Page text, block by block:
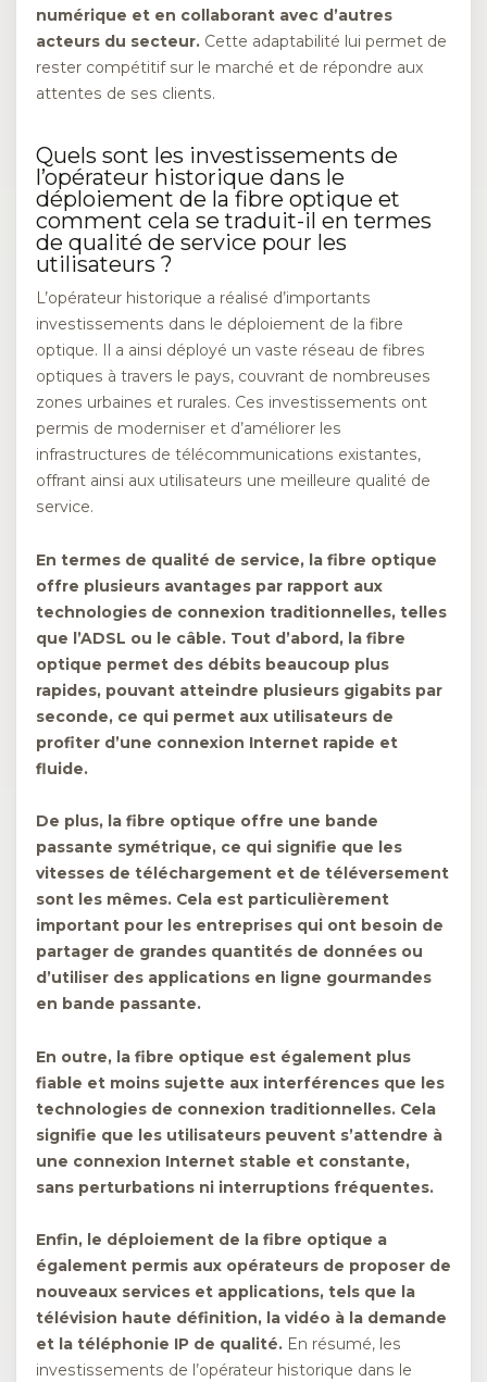
numérique et en collaborant avec d’autres
acteurs du secteur. Cette adaptabilité lui permet de
rester compétitif sur le marché et de répondre aux
attentes de ses clients.
Quels sont les investissements de
l’opérateur historique dans le
déploiement de la fibre optique et
comment cela se traduit-il en termes
de qualité de service pour les
utilisateurs ?
L’opérateur historique a réalisé d’importants
investissements dans le déploiement de la fibre
optique. Il a ainsi déployé un vaste réseau de fibres
optiques à travers le pays, couvrant de nombreuses
zones urbaines et rurales. Ces investissements ont
permis de moderniser et d’améliorer les
infrastructures de télécommunications existantes,
offrant ainsi aux utilisateurs une meilleure qualité de
service.
En termes de qualité de service, la fibre optique
offre plusieurs avantages par rapport aux
technologies de connexion traditionnelles, telles
que l’ADSL ou le câble. Tout d’abord, la fibre
optique permet des débits beaucoup plus
rapides, pouvant atteindre plusieurs gigabits par
seconde, ce qui permet aux utilisateurs de
profiter d’une connexion Internet rapide et
fluide.
De plus, la fibre optique offre une bande
passante symétrique, ce qui signifie que les
vitesses de téléchargement et de téléversement
sont les mêmes. Cela est particulièrement
important pour les entreprises qui ont besoin de
partager de grandes quantités de données ou
d’utiliser des applications en ligne gourmandes
en bande passante.
En outre, la fibre optique est également plus
fiable et moins sujette aux interférences que les
technologies de connexion traditionnelles. Cela
signifie que les utilisateurs peuvent s’attendre à
une connexion Internet stable et constante,
sans perturbations ni interruptions fréquentes.
Enfin, le déploiement de la fibre optique a
également permis aux opérateurs de proposer de
nouveaux services et applications, tels que la
télévision haute définition, la vidéo à la demande
et la téléphonie IP de qualité. En résumé, les
investissements de l’opérateur historique dans le